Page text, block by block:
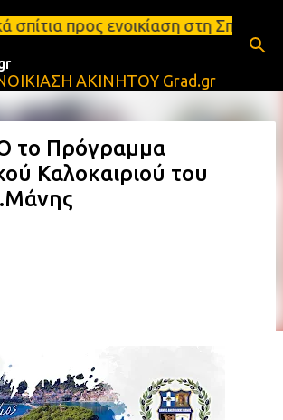
στο κύριο περιεχόμενο
στη Σπάρτη Ενοικιάσεις
ΑΚΙΝΗΤΟΥ Grad.gr
το Πρόγραμμα
Καλοκαιριού του